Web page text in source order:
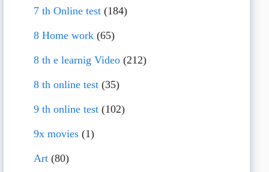
7 th Online test (184)
8 Home work (65)
8 th e learnig Video (212)
8 th online test (35)
9 th online test (102)
9x movies (1)
Art (80)